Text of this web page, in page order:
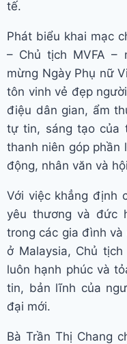
tế.
Phát biểu khai mạc
– Chủ tịch MVFA –
mừng Ngày Phụ nữ
tôn vinh vẻ đẹp
điệu dân gian, ẩm
tự tin, sáng tạo của
thanh niên góp phần
động, nhân văn và
Với việc khẳng định
yêu thương và đức
trong các gia đình
ở Malaysia, Chủ
luôn hạnh phúc và
tin, bản lĩnh của
đại mới.
Bà Trần Thị Chang